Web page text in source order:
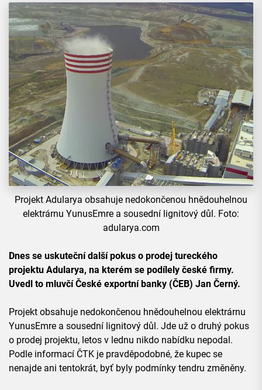
Projekt Adularya obsahuje nedokončenou hnědouhelnou
elektrárnu YunusEmre a sousední lignitový důl. Foto:
adularya.com
Dnes se uskuteční další pokus o prodej tureckého
projektu Adularya, na kterém se podílely české firmy.
Uvedl to mluvčí České exportní banky (ČEB) Jan Černý.
Projekt obsahuje nedokončenou hnědouhelnou elektrárnu
YunusEmre a sousední lignitový důl. Jde už o druhý pokus
o prodej projektu, letos v lednu nikdo nabídku nepodal.
Podle informací ČTK je pravděpodobné, že kupec se
nenajde ani tentokrát, byť byly podmínky tendru změněny.